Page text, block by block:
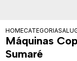
HOMECATEGORIAS
Máquinas
Sumaré